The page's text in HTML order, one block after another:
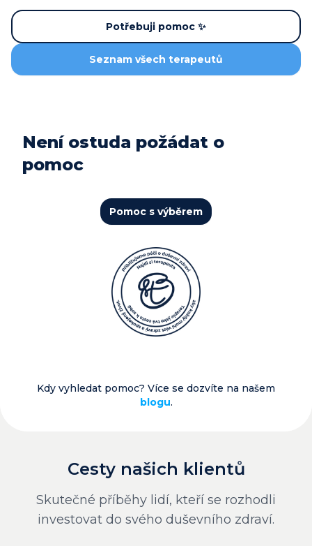
Potřebuji pomoc ✨
Seznam všech terapeutů
Není ostuda požádat o
pomoc
Pomoc s výběrem
Kdy vyhledat pomoc? Více se dozvíte na našem
blogu.
Cesty našich klientů
Skutečné příběhy lidí, kteří se rozhodli
investovat do svého duševního zdraví.